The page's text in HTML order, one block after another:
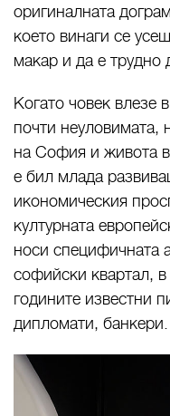
оригиналната
което винаги се
макар и да е трудно
Когато човек влезе
почти неуловимата,
на София и живота в
е бил млада
икономическия
културната
носи специфичната
софийски квартал,
годините известни
дипломати, банкери.